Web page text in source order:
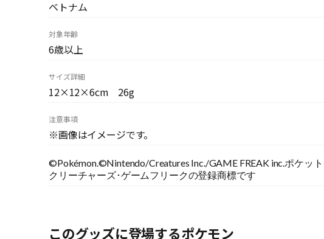
ベトナム
対象年齢
6歳以上
サイズ詳細
12×12×6cm 26g
注意事項
※画像はイメージです。
©Pokémon.©Nintendo/Creatures Inc./GAME FREAK inc.ポケッ
クリーチャーズ･ゲームフリークの登録商標です
このグッズに登場するポケモン